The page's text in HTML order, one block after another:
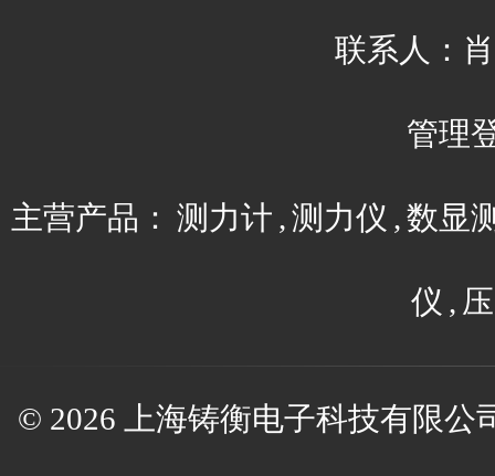
联系人：
管理
主营产品： 测力计 , 测力仪 , 数显
仪 ,
© 2026 上海铸衡电子科技有限公